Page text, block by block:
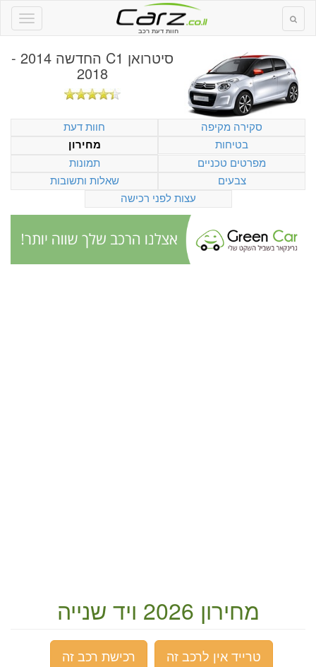
חוות דעת רכב
סיטרואן C1 החדשה 2014 -
2018
סקירה מקיפה
חוות דעת
בטיחות
מחירון
מפרטים טכניים
תמונות
צבעים
שאלות ותשובות
עצות לפני רכישה
מחירון 2026 ויד שנייה
טרייד אין לרכב זה רכישת רכב זה